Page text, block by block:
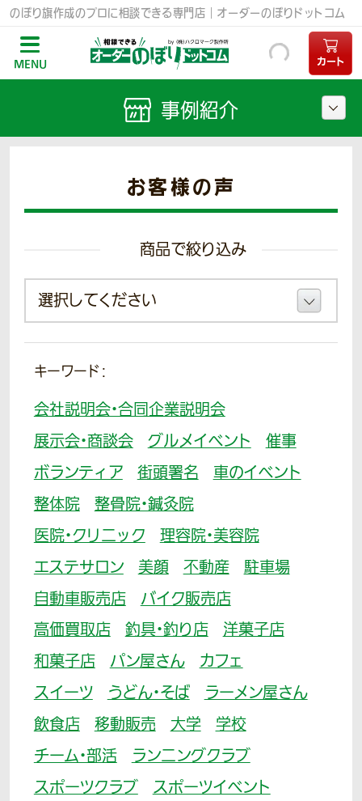
のぼり旗作成のプロに相談できる専門店｜オーダーのぼりドットコム
MENU カート
お客様の声
商品で絞り込み
キーワード：
会社説明会・合同企業説明会
展示会・商談会
グルメイベント
催事
ボランティア
街頭署名
車のイベント
整体院
整骨院・鍼灸院
医院・クリニック
理容院・美容院
エステサロン
美顔 不動産
駐車場
自動車販売店
バイク販売店
高価買取店
釣具・釣り店
洋菓子店
和菓子店
パン屋さん
カフェ
スイーツ
うどん・そば
ラーメン屋さん
飲食店
移動販売 大学
学校
チーム・部活
ランニングクラブ
スポーツクラブ
スポーツイベント
事例紹介